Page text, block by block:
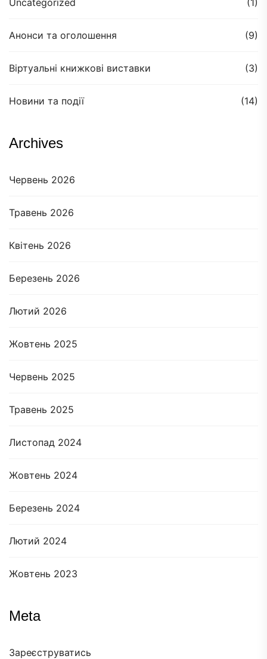
Uncategorized (1)
Анонси та оголошення (9)
Віртуальні книжкові виставки (3)
Новини та події (14)
Archives
Червень 2026
Травень 2026
Квітень 2026
Березень 2026
Лютий 2026
Жовтень 2025
Червень 2025
Травень 2025
Листопад 2024
Жовтень 2024
Березень 2024
Лютий 2024
Жовтень 2023
Meta
Зареєструватись